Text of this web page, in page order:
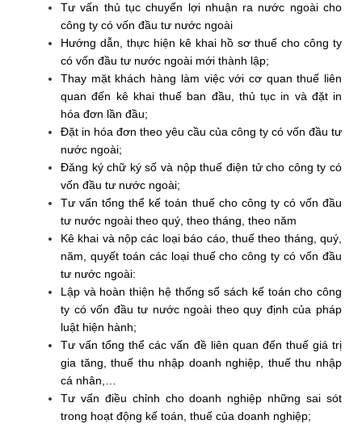
Tư vấn thủ tục chuyển lợi nhuận ra nước ngoài cho
công ty có vốn đầu tư nước ngoài
Hướng dẫn, thực hiện kê khai hồ sơ thuế cho công ty
có vốn đầu tư nước ngoài mới thành lập;
Thay mặt khách hàng làm việc với cơ quan thuế liên
quan đến kê khai thuế ban đầu, thủ tục in và đặt in
hóa đơn lần đầu;
Đặt in hóa đơn theo yêu cầu của công ty có vốn đầu tư
nước ngoài;
Đăng ký chữ ký số và nộp thuế điện tử cho công ty có
vốn đầu tư nước ngoài;
Tư vấn tổng thể kế toán thuế cho công ty có vốn đầu
tư nước ngoài theo quý, theo tháng, theo năm
Kê khai và nộp các loại báo cáo, thuế theo tháng, quý,
năm, quyết toán các loại thuế cho công ty có vốn đầu
tư nước ngoài:
Lập và hoàn thiện hệ thống sổ sách kế toán cho công
ty có vốn đầu tư nước ngoài theo quy định của pháp
luật hiện hành;
Tư vấn tổng thể các vấn đề liên quan đến thuế giá trị
gia tăng, thuế thu nhập doanh nghiệp, thuế thu nhập
cá nhân,…
Tư vấn điều chỉnh cho doanh nghiệp những sai sót
trong hoạt động kế toán, thuế của doanh nghiệp;